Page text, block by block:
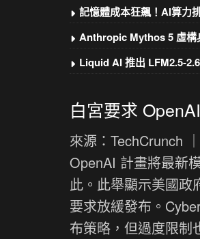
記憶體成本狂飆！AI算力
Anthropic Mythos 5 虛構
Liquid AI 推出 LFM2.5-
白宮要求
來源：TechCrunch ｜
OpenAI 計畫將最新
此。此舉顯示美國政
要求放緩發布。
布策略，但過度限制